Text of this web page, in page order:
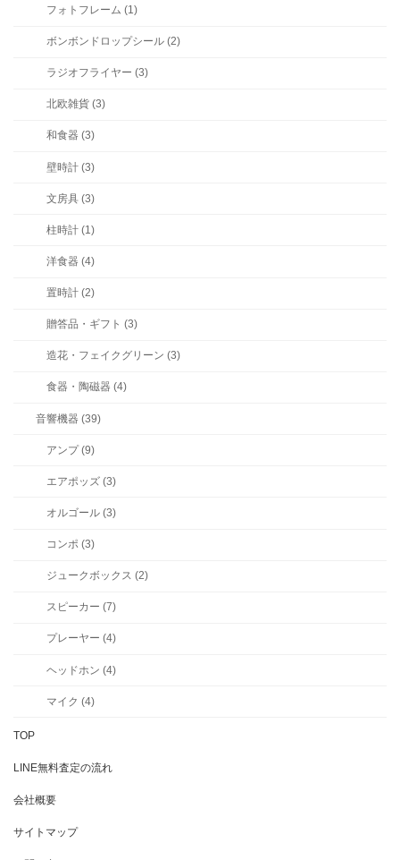
フォトフレーム (1)
ボンボンドロップシール (2)
ラジオフライヤー (3)
北欧雑貨 (3)
和食器 (3)
壁時計 (3)
文房具 (3)
柱時計 (1)
洋食器 (4)
置時計 (2)
贈答品・ギフト (3)
造花・フェイクグリーン (3)
食器・陶磁器 (4)
音響機器 (39)
アンプ (9)
エアポッズ (3)
オルゴール (3)
コンポ (3)
ジュークボックス (2)
スピーカー (7)
プレーヤー (4)
ヘッドホン (4)
マイク (4)
TOP
LINE無料査定の流れ
会社概要
サイトマップ